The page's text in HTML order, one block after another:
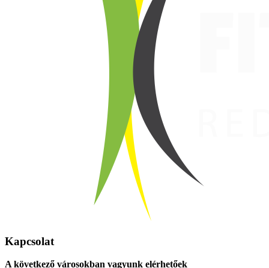
Kapcsolat
A következő városokban vagyunk elérhetőek